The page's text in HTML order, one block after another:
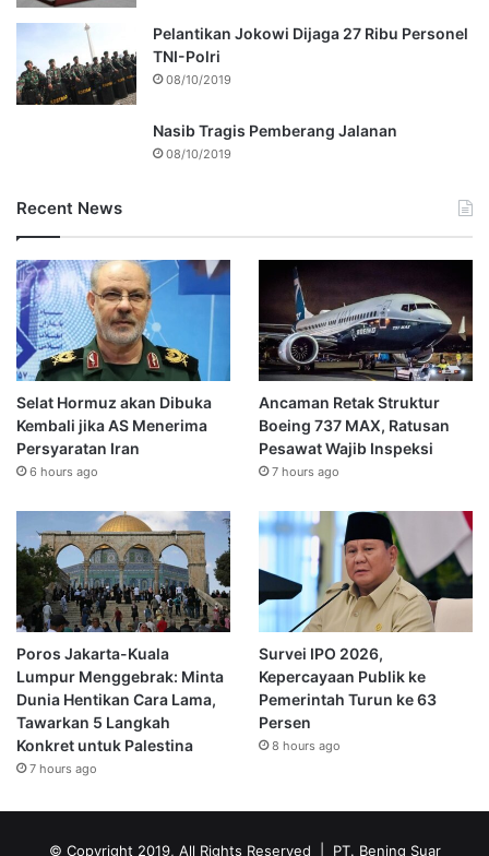
Pelantikan Jokowi Dijaga 27 Ribu Personel
TNI-Polri
08/10/2019
Nasib Tragis Pemberang Jalanan
08/10/2019
Recent News
Selat Hormuz akan Dibuka
Kembali jika AS Menerima
Persyaratan Iran
6 hours ago
Ancaman Retak Struktur
Boeing 737 MAX, Ratusan
Pesawat Wajib Inspeksi
7 hours ago
Poros Jakarta-Kuala
Lumpur Menggebrak: Minta
Dunia Hentikan Cara Lama,
Tawarkan 5 Langkah
Konkret untuk Palestina
7 hours ago
Survei IPO 2026,
Kepercayaan Publik ke
Pemerintah Turun ke 63
Persen
8 hours ago
© Copyright 2019, All Rights Reserved | PT. Bening Suar